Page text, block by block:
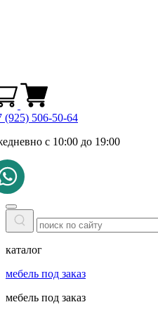
(925) 506-50-64
с 10:00 до 19:00
каталог
мебель под заказ
мебель под заказ